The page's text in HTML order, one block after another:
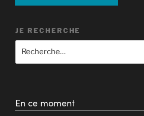
JE RECHERCHE
En ce moment